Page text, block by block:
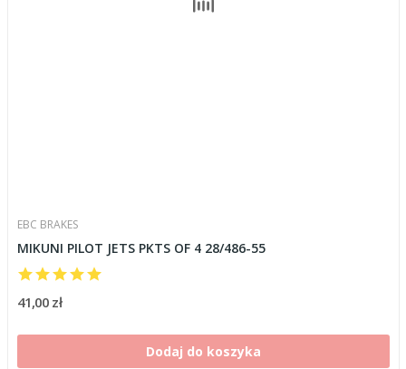
EBC BRAKES
MIKUNI PILOT JETS PKTS OF 4 28/486-55
41,00 zł
Dodaj do koszyka